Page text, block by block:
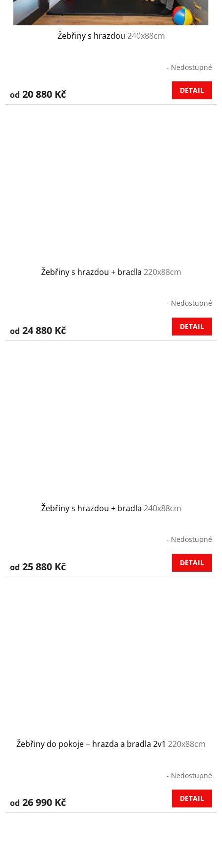
Žebřiny s hrazdou 240x88cm
- Nedostupné
od 20 880 Kč DETAIL
Žebřiny s hrazdou + bradla 220x88cm
- Nedostupné
od 24 880 Kč DETAIL
Žebřiny s hrazdou + bradla 240x88cm
- Nedostupné
od 25 880 Kč DETAIL
Žebřiny do pokoje + hrazda a bradla 2v1 220x88cm
- Nedostupné
od 26 990 Kč DETAIL